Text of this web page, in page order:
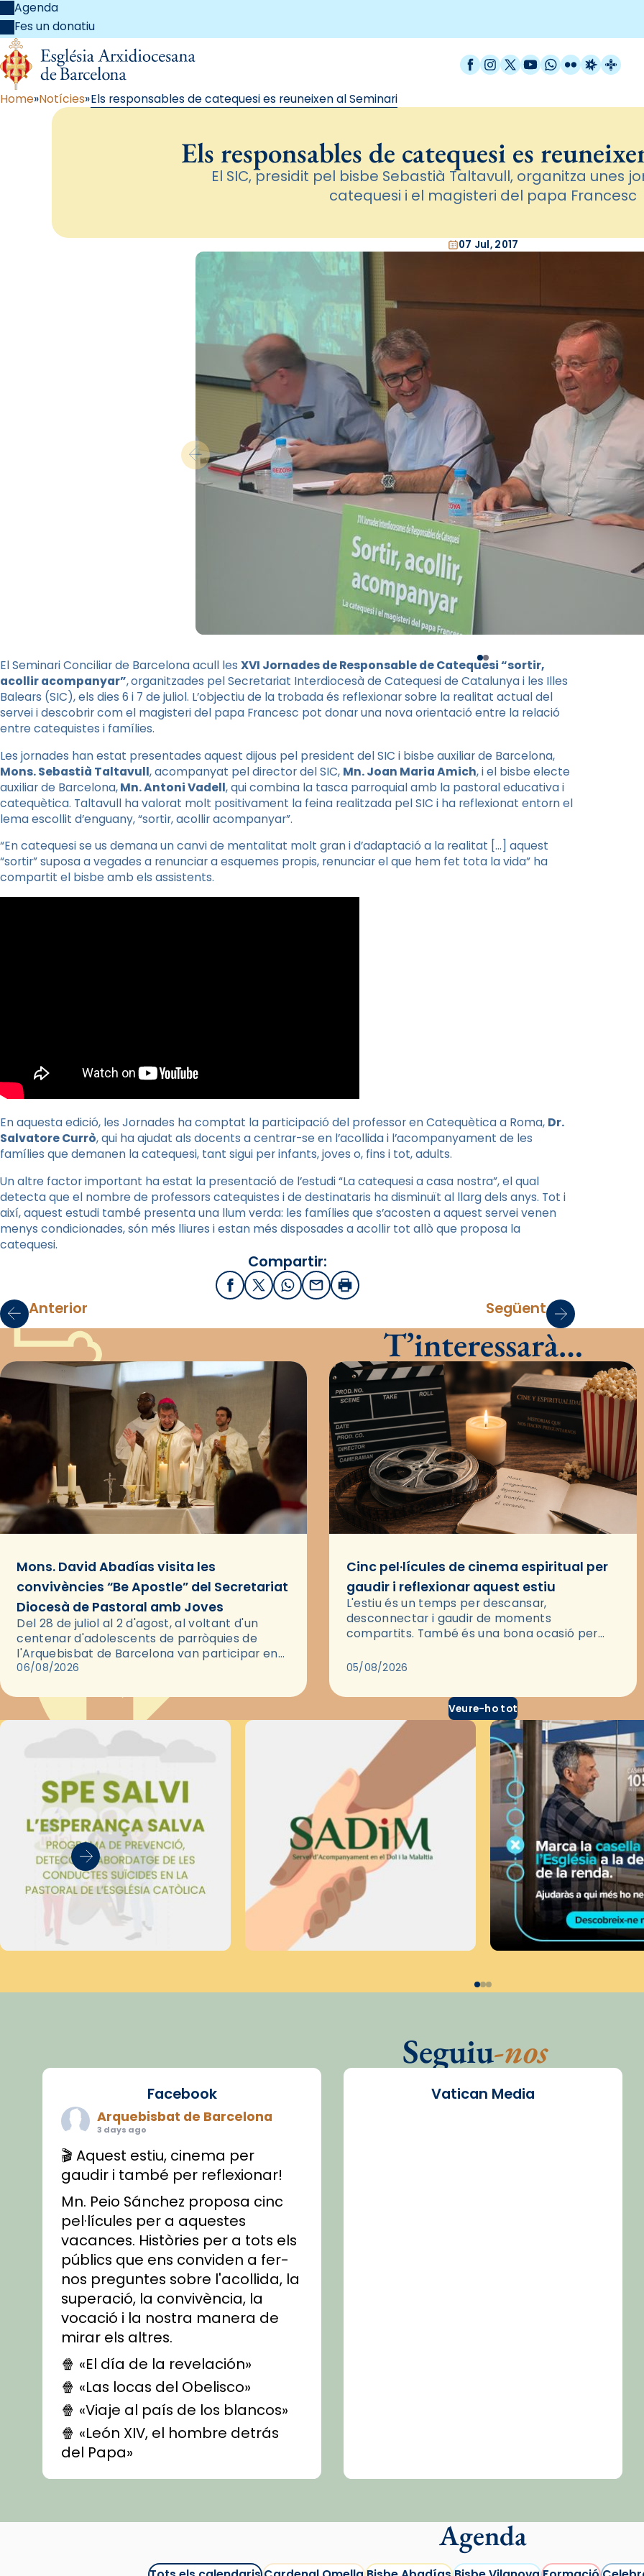
Agenda
Fes un donatiu
Facebook
Instagram
X / Twitter
YouTube
WhatsApp
FlickrRadio
Home Notícies Els responsables de catequesi es reuneixen al Seminari
Els responsables de catequesi es
El SIC, presidit pel bisbe Sebastià Taltavull, organitza unes
catequesi i el magisteri del papa Francesc
07 Jul, 2017
El Seminari Conciliar de Barcelona acull les XVI Jornades de Responsable de Catequesi “sortir,
acollir acompanyar”,organitzades pel Secretariat Interdiocesà de Catequesi de Catalunya i les Illes
Balears (SIC), els dies 6 i 7 de juliol. L’objectiu de la trobada és reflexionar sobre la realitat actual del
servei i descobrir com el magisteri del papa Francesc pot donar una nova orientació entre la relació
entre catequistes i famílies.
Les jornades han estat presentades aquest dijous pel president del SIC i bisbe auxiliar de Barcelona,
Mons. Sebastià Taltavull, acompanyat pel director del SIC, Mn. Joan Maria Amich, i el bisbe electe
auxiliar de Barcelona,Mn. Antoni Vadell, qui combina la tasca parroquial amb la pastoral educativa i
catequètica. Taltavull ha valorat molt positivament la feina realitzada pel SIC i ha reflexionat entorn el
lema escollit d’enguany, “sortir, acollir acompanyar”.
“En catequesi se us demana un canvi de mentalitat molt gran i d’adaptació a la realitat […] aquest
“sortir” suposa a vegades a renunciar a esquemes propis, renunciar el que hem fet tota la vida” ha
compartit el bisbe amb els assistents.
En aquesta edició, les Jornades ha comptat la participació del professor en Catequètica a Roma, Dr.
Salvatore Currò, qui ha ajudat als docents a centrar-se en l’acollida i l’acompanyament de les
famílies que demanen la catequesi, tant sigui per infants, joves o, fins i tot, adults.
Un altre factor important ha estat la presentació de l’estudi “La catequesi a casa nostra”, el qual
detecta que el nombre de professors catequistes i de destinataris ha disminuït al llarg dels anys. Tot i
així, aquest estudi també presenta una llum verda: les famílies que s’acosten a aquest servei venen
menys condicionades, són més lliures i estan més disposades a acollir tot allò que proposa la
catequesi.
Compartir:
FacebookX / Twitter
WhatsApp
EmailImprimir
Anterior Següent
T’interessarà…
Mons. David Abadías visita les
convivències “Be Apostle” del Secretariat
Diocesà de Pastoral amb Joves
Del 28 de juliol al 2 d'agost, al voltant d'un
centenar d'adolescents de parròquies de
l'Arquebisbat de Barcelona van participar en
les convivències Be Apostle, organitzades pel
06/08/2026
Cinc pel·lícules de cinema espiritual per
gaudir i reflexionar aquest estiu
L'estiu és un temps per descansar,
desconnectar i gaudir de moments
compartits. També és una bona ocasió per
través del cinema, reflexionar sobre les…
05/08/2026
Veure-ho tot
Seguiu-nos
Facebook
Arquebisbat de Barcelona
3 days ago
🎬 Aquest estiu, cinema per
gaudir i també per reflexionar!
Mn. Peio Sánchez proposa cinc
pel·lícules per a aquestes
vacances. Històries per a tots els
públics que ens conviden a fer-
nos preguntes sobre l'acollida, la
superació, la convivència, la
vocació i la nostra manera de
mirar els altres.
🍿 «El día de la revelación»
🍿 «Las locas del Obelisco»
🍿 «Viaje al país de los blancos»
🍿 «León XIV, el hombre detrás
del Papa»
🍿 «Las ovejas detectives»
recomanacions i prepara una
#CinemaEspiritualitual
Vatican Media
Agenda